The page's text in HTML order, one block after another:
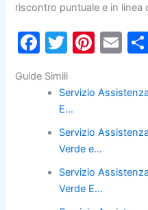
riscontro puntuale e in linea
F
c
b
o
T
itt
er
Pi
er
st
E
ai
Guide Simili
Servizio
E…
Servizio
Verde e…
Servizio
Verde E…